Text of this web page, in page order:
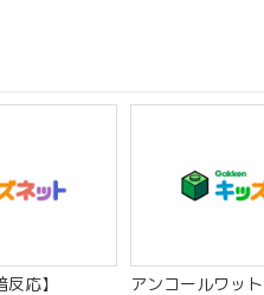
応】 アンコールワット